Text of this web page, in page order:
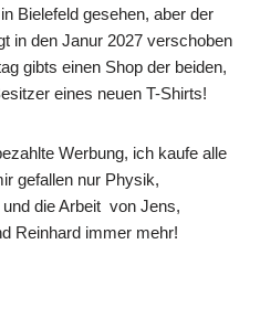
Bielefeld gesehen, aber der
in den Janur 2027 verschoben
gibts einen Shop der beiden,
eines neuen T-Shirts!
Werbung, ich kaufe alle
gefallen nur Physik,
die Arbeit von Jens,
Reinhard immer mehr!